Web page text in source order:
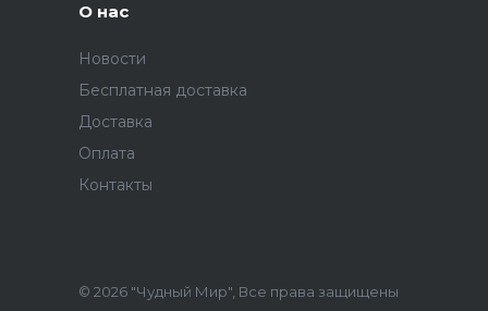
О нас
Новости
Бесплатная доставка
Доставка
Оплата
Контакты
© 2026 "Чудный Мир", Все права защищены